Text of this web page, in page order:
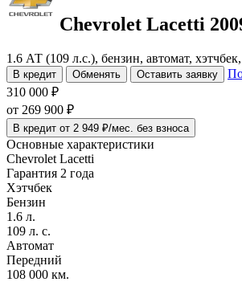
Chevrolet Lacetti
1.6 АТ (109 л.с.), бензин, автомат,
В кредит Обменять Оставить заявку
310 000 ₽
от 269 900 ₽
В кредит от 2 949 ₽/мес. без взноса
Основные характеристики
Chevrolet Lacetti
Гарантия 2 года
Хэтчбек
Бензин
1.6 л.
109 л. с.
Автомат
Передний
108 000 км.